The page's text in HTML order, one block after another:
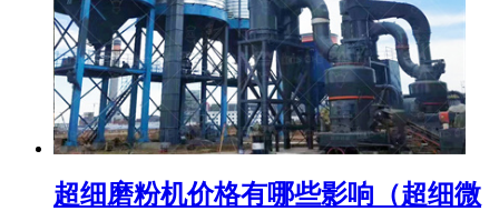
超细磨粉机价格有哪些影响（超细微